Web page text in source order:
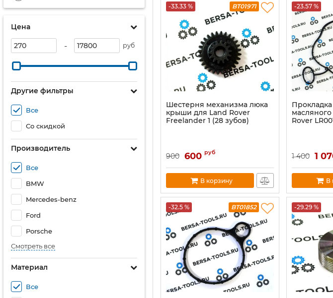
Цена
- руб
Другие фильтры
Все
Со скидкой
Производитель
Все
BMW
Mercedes-benz
Ford
Porsche
Смотреть все
Материал
Все
-33.33 % BT01971
Шестерня механизма люка
крыши для Land Rover
Freelander 1 (28 зубов)
900 600 руб
В корзину
-23.57 %
Rover
1 400 1
В
-32.5 % BT01852 -29.29 %